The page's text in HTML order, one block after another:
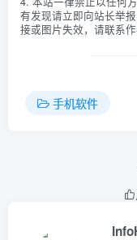
有发现请立即向站长举
接或图片失效，请联系
手机软件